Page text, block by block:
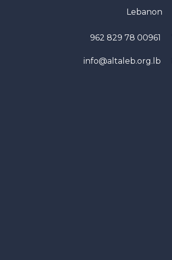
Lebanon
00961 78 829 962
info@altaleb.org.lb